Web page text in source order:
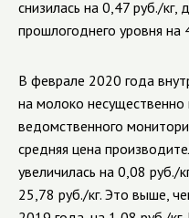
снизилась на 0,47 руб./
прошлогоднего уровня на
В феврале 2020 года
на молоко несущественно
ведомственного
средняя цена
увеличилась на 0,08 руб./
25,78 руб./кг. Это выше,